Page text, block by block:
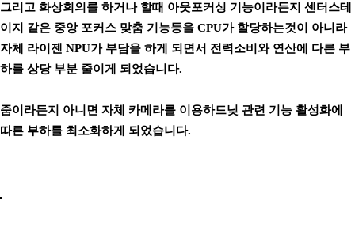
그리고 화상회의를 하거나 할때 아웃포커싱 기능이라든지 센터스테
이지 같은 중앙 포커스 맞춤 기능등을 CPU가 할당하는것이 아니라
자체 라이젠 NPU가 부담을 하게 되면서 전력소비와 연산에 다른 부
하를 상당 부분 줄이게 되었습니다.
줌이라든지 아니면 자체 카메라를 이용하드닞 관련 기능 활성화에
따른 부하를 최소화하게 되었습니다.